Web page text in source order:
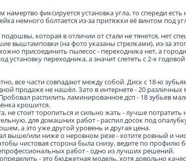
намертво фиксируется установка угла, то спереди
немного болтается из-за притяжки её винтом под
которая в отличии от стали не тянется, нет
выштамповки (на фото указаны стрелками), из-за
присоединить пылесос - переходника нет, а
установку переходника, а значит слететь с 2-х
все части совпадают между собой. Диск с 18-ю
продаже не нашёл. Зато в интернете - 20 различных
распилить ламинированное дсп - 18 зубьев
крошится.
не стоит торопиться и сильно жать - лучше
для домашних работ - распил досок под
а это уже другой уровень и другая цена.
выше/или ниже о неровном резе - хотите ровный и
чистовая сторона была снизу, ведите по профилю
работ - одно из лучших решений.
- это бюджетная модель, хотя довольно